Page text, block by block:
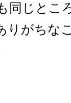
同じとこ
りがちな